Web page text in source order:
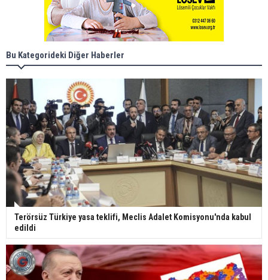
Bu Kategorideki Diğer Haberler
Terörsüz Türkiye yasa teklifi, Meclis Adalet Komisyonu'nda kabul
edildi